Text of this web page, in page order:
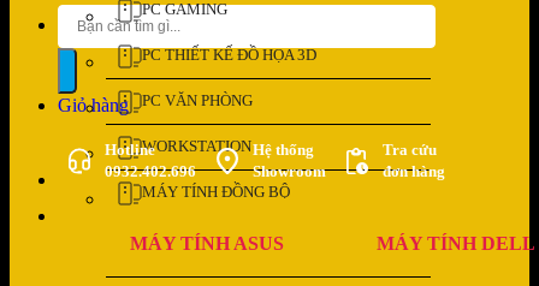
Tìm
kiếm:
Giỏ hàng
Hotline
0932.402.696
Hệ thống
Showroom
Tra cứu
đơn hàng
PC GAMING
PC THIẾT KẾ ĐỒ HỌA 3D
PC VĂN PHÒNG
WORKSTATION
MÁY TÍNH ĐỒNG BỘ
MÁY TÍNH ASUS MÁY TÍNH DELL